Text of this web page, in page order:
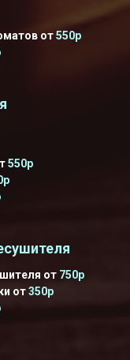
от550р
550р
от 750р
от350р